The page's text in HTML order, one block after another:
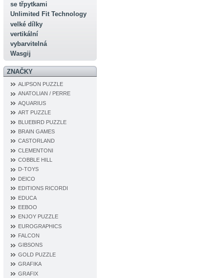
se třpytkami
Unlimited Fit Technology
velké dílky
vertikální
vybarvitelná
Wasgij
ZNAČKY
ALIPSON PUZZLE
ANATOLIAN / PERRE
AQUARIUS
ART PUZZLE
BLUEBIRD PUZZLE
BRAIN GAMES
CASTORLAND
CLEMENTONI
COBBLE HILL
D‐TOYS
DEICO
EDITIONS RICORDI
EDUCA
EEBOO
ENJOY PUZZLE
EUROGRAPHICS
FALCON
GIBSONS
GOLD PUZZLE
GRAFIKA
GRAFIX